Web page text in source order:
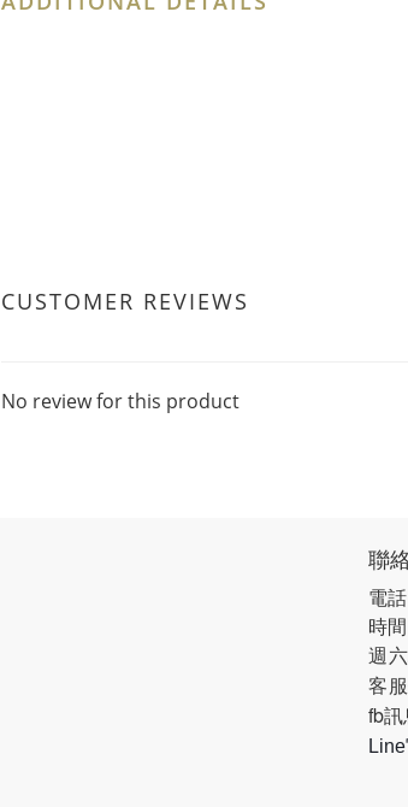
CUSTOMER REVIEWS
No review for this product
聯
電
時
週
客
fb訊